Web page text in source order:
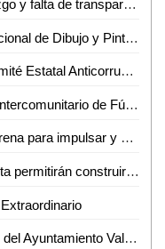
Consejo Consultivo denuncia hartazgo y falta de transparencia en la DAPA
Invitan a participar en Concurso Nacional de Dibujo y Pintura Infantil y Juvenil
Por fin luz verde para integrar el Comité Estatal Anticorrupción: Sierra
Deportes Municipal arrancó torneo intercomunitario de Fútbol en El Jobo
AMLO instruye a candidatos de morena para impulsar y dar comienzo a la cuarta transformación del país
Estudios de la historia de la archivista permitirán construir una identidad profesional: Gustavo Villanueva
Capacitan a personal y funcionarios del Ayuntamiento Vallense sobre "Políticas Públicas con Perspectiva de Género" y "Cultura Institucional"